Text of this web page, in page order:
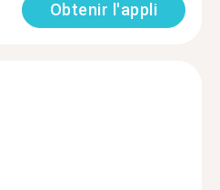
Obtenir l'appli